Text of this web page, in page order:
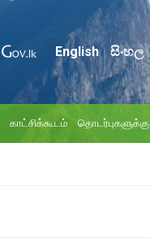
English සිංහල
காட்சிக்கூடம் தொடர்புகளுக்கு